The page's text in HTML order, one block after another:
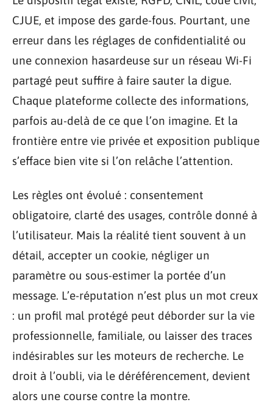
CJUE, et impose des garde-fous. Pourtant, une
erreur dans les réglages de confidentialité ou
une connexion hasardeuse sur un réseau Wi-Fi
partagé peut suffire à faire sauter la digue.
Chaque plateforme collecte des informations,
parfois au-delà de ce que l’on imagine. Et la
frontière entre vie privée et exposition publique
s’efface bien vite si l’on relâche l’attention.
Les règles ont évolué : consentement
obligatoire, clarté des usages, contrôle donné à
l’utilisateur. Mais la réalité tient souvent à un
détail, accepter un cookie, négliger un
paramètre ou sous-estimer la portée d’un
message. L’e-réputation n’est plus un mot creux
: un profil mal protégé peut déborder sur la vie
professionnelle, familiale, ou laisser des traces
indésirables sur les moteurs de recherche. Le
droit à l’oubli, via le déréférencement, devient
alors une course contre la montre.